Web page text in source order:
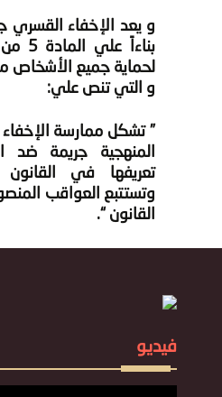
و يعد الإخفاء القسري
لحماية جميع الأشخاص
و التي تنص علي:
” تشكل ممارسة
المنهجية جريمة ضد
تعريفها في
وتستتبع العواقب
القانون “.
فيديو